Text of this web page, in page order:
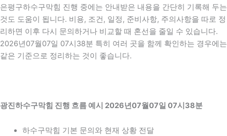
은평구하수구막힘 진행 중에는 안내받은 내용을 간단히 기록해 두는
것도 도움이 됩니다. 비용, 조건, 일정, 준비사항, 주의사항을 따로 정
리하면 이후 다시 문의하거나 비교할 때 혼선을 줄일 수 있습니다.
2026년07월07일 07시38분 특히 여러 곳을 함께 확인하는 경우에는
같은 기준으로 정리하는 것이 좋습니다.
광진하수구막힘 진행 흐름 예시 2026년07월07일 07시38분
하수구막힘 기본 문의와 현재 상황 전달